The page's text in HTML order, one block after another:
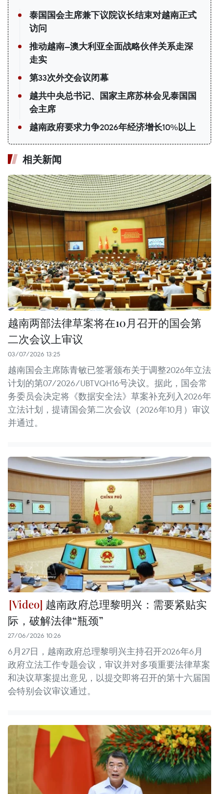
泰国国会主席兼下议院议长结束对越南正式
访问
推动越南—澳大利亚全面战略伙伴关系走深
走实
第33次外交会议闭幕
越共中央总书记、国家主席苏林会见泰国国
会主席
越南政府要求力争2026年经济增长10%以上
相关新闻
越南两部法律草案将在10月召开的国会第
二次会议上审议
03/07/2026 13:25
越南国会主席陈青敏已签署颁布关于调整2026年立法
计划的第07/2026/UBTVQH16号决议。据此，国会常
务委员会决定将《数据安全法》草案补充列入2026年
立法计划，提请国会第二次会议（2026年10月）审议
并通过。
越南政府总理黎明兴：需要紧贴实
际，破解法律“瓶颈”
27/06/2026 10:26
6月27日，越南政府总理黎明兴主持召开2026年6月
政府立法工作专题会议，审议并对多项重要法律草案
和决议草案提出意见，以提交即将召开的第十六届国
会特别会议审议通过。